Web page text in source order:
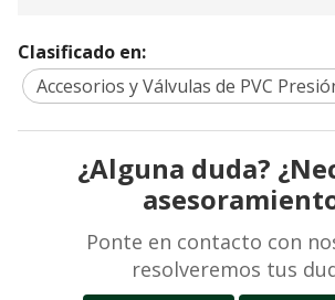
Clasificado en:
Accesorios y Válvulas de PVC
¿Alguna duda?
Ponte en contacto con
resolveremos tus